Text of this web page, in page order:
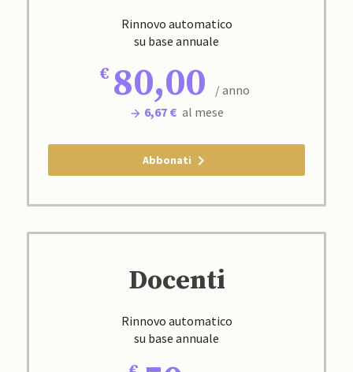
Rinnovo automatico
su base annuale
80,00
/ anno
6,67 € al mese
Abbonati
Docenti
Rinnovo automatico
su base annuale